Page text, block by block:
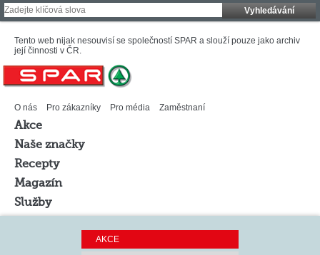
Vyhledávání
Tento web nijak nesouvisí se společností SPAR a slouží pouze jako archiv
její činnosti v ČR.
O nás Pro zákazníky Pro média Zaměstnaní
Akce
Naše značky
Recepty
Magazín
Služby
AKCE